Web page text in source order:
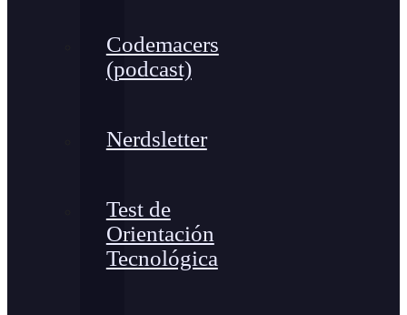
Codemacers
(podcast)
Nerdsletter
Test de
Orientación
Tecnológica